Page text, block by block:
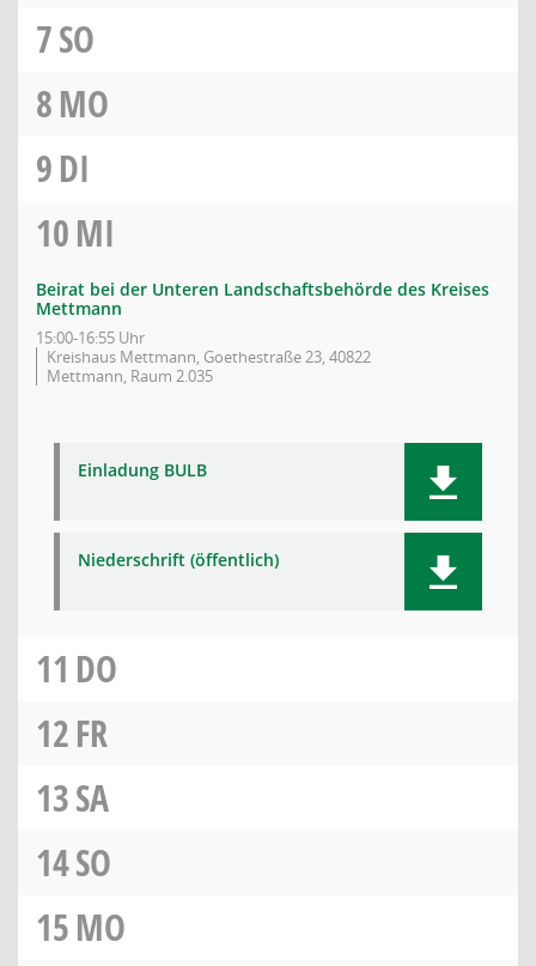
7SO
8MO
9DI
10MI
Beirat bei der Unteren Landschaftsbehörde des Kreises
Mettmann
15:00-16:55 Uhr
Kreishaus Mettmann, Goethestraße 23, 40822
Mettmann, Raum 2.035
Einladung BULB
Niederschrift (öffentlich)
11 DO
12FR
13SA
14SO
15MO